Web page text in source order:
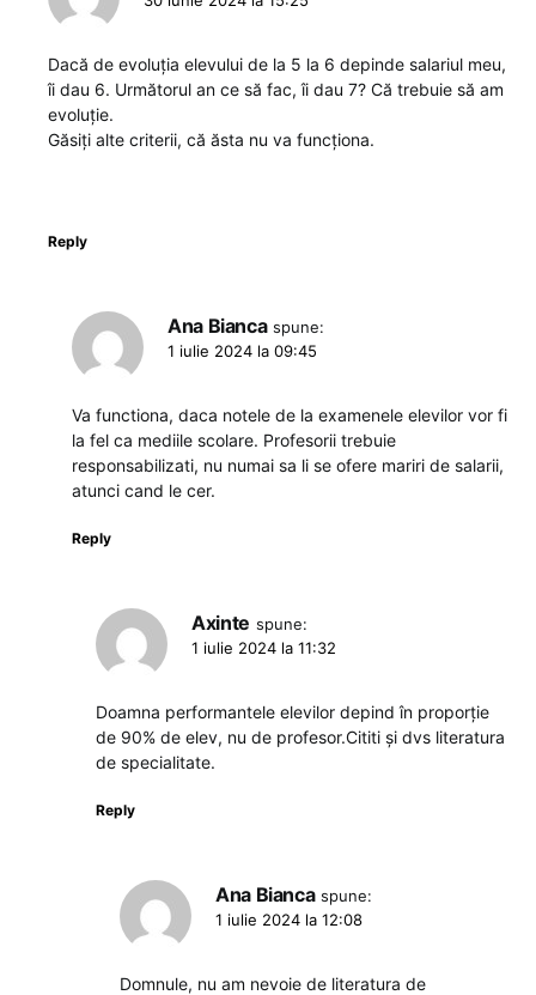
Dacă de evoluția elevului de la 5 la 6 depinde salariul meu,
îi dau 6. Următorul an ce să fac, îi dau 7? Că trebuie să am
evoluție.
Găsiți alte criterii, că ăsta nu va funcționa.
Reply
Ana Bianca spune:
1 iulie 2024 la 09:45
Va functiona, daca notele de la examenele elevilor vor fi
la fel ca mediile scolare. Profesorii trebuie
responsabilizati, nu numai sa li se ofere mariri de salarii,
atunci cand le cer.
Reply
Axinte spune:
1 iulie 2024 la 11:32
Doamna performantele elevilor depind în proporție
de 90% de elev, nu de profesor.Cititi și dvs literatura
de specialitate.
Reply
Ana Bianca spune:
1 iulie 2024 la 12:08
Domnule, nu am nevoie de literatura de